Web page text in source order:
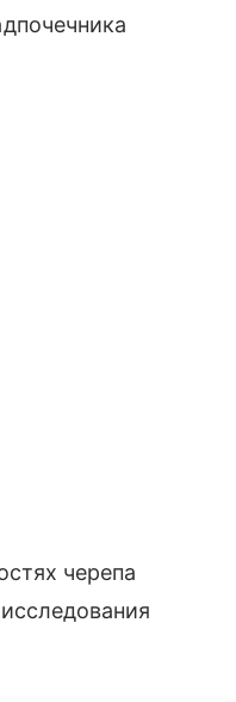
черепа